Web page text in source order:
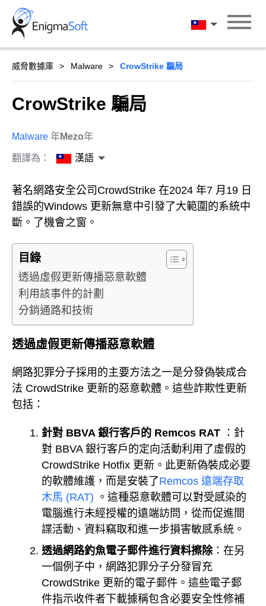
Skip
content
漢語
威脅數據庫 Malware CrowStrike 騙局
CrowStrike 騙局
Malware 年Mezo年
翻譯為： 漢語
著名網路安全公司CrowdStrike 在2024 年7 月19 日
錯誤的Windows 更新無意中引發了大範圍的系統中
斷。了機會之窗。
目錄
透過虛假更新傳播惡意軟體
利用該事件的計劃
分銷通路和技術
透過虛假更新傳播惡意軟體
網路犯罪分子採用的主要方法之一是分發偽裝成合
法 CrowdStrike 更新的惡意軟體。這些詐欺性更新
包括：
針對 BBVA 銀行客戶的 Remcos RAT ：針
對 BBVA 銀行客戶的定向活動利用了虛假的
CrowdStrike Hotfix 更新。此更新偽裝成必要
的軟體維護，而是安裝了Remcos 遠端存取
木馬 (RAT) 。這種惡意軟體可以對受感染的
電腦進行未經授權的遠端訪問，從而促進間
諜活動、資料竊取和進一步損害敏感系統。
透過網路釣魚電子郵件進行資料擦除：在另
一個例子中，網路犯罪分子分發冒充
CrowdStrike 更新的電子郵件。這些電子郵
件指示收件者下載據稱包含必要安全性修補